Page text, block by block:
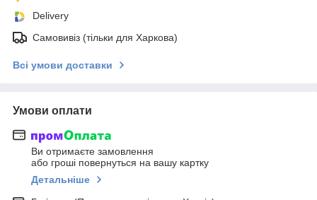
Delivery
Самовивіз (тільки для Харкова)
Всі умови доставки
Умови оплати
Ви отримаєте замовлення
або гроші повернуться на вашу картку
Детальніше